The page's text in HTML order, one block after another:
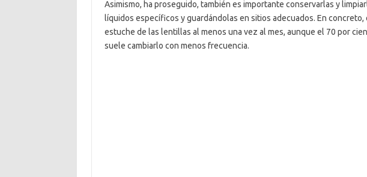
Asimismo, ha proseguido, también es importante conservarlas y
líquidos específicos y guardándolas en sitios adecuados. En
estuche de las lentillas al menos una vez al mes, aunque el 70 por
suele cambiarlo con menos frecuencia.